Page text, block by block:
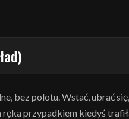
bez polotu. Wstać, ubrać
przypadkiem kiedyś